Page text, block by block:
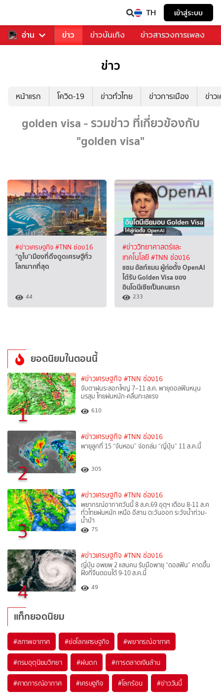
TH เข้าสู่ระบบ
อ่าน
คุณ กีฬา ข่าว ข่าวบันเทิง ข่าวสารวงการเพลง
ข่าว
หน้าแรก โควิด-19 ข่าวทั่วไทย ข่าวการเมือง ข่าว
golden visa - รวมข่าว ที่เกี่ยวข้องกับ
"golden visa"
#ข่าวเศรษฐกิจ #TNN ช่อง16
“ดูไบ”เมืองที่ดึงดูดเศรษฐีทั่ว
โลกมากที่สุด
44
#ข่าววิทยาศาสตร์และ
เทคโนโลยี#TNN ช่อง16
แซม อัลท์แมน ผู้ก่อตั้ง OpenAI
ได้รับ Golden Visa ของ
อินโดนีเซียเป็นคนแรก
233
ยอดนิยมในตอนนี้
1
#ข่าวเศรษฐกิจ #TNN ช่อง16
จับตาฝนระลอกใหญ่ 7–11 ส.ค. พายุดอลฟินหนุน
มรสุม ไทยฝนหนัก-คลื่นทะเลแรง
610
2
#ข่าวเศรษฐกิจ #TNN ช่อง16
พายุลูกที่ 15 “จันหอม” จ่อถล่ม “ญี่ปุ่น” 11 ส.ค.นี้
305
3
#ข่าวเศรษฐกิจ #TNN ช่อง16
พยากรณ์อากาศวันนี้ 8 ส.ค.69 อุตุฯ เตือน 8-11 ส.ค
ทั่วไทยฝนหนัก เหนือ อีสาน ตะวันออก ระวังน้ำท่วม-
น้ำป่า
75
4
#ข่าวเศรษฐกิจ #TNN ช่อง16
ญี่ปุ่น อพยพ 2 แสนคน รับมือพายุ “ดอลฟิน” คาดขึ้น
ฝั่งที่จีนตอนใต้ 9-10 ส.ค.นี้
49
แท็กยอดนิยม
#สภาพอากาศ #ย่อโลกเศรษฐกิจ #พยากรณ์อากาศ
#กรมอุตุนิยมวิทยา #ฝนตก #การตลาดเงินล้าน
#คาดการณ์อากาศ #เศรษฐกิจ #โลกร้อน #ข่าววันนี้